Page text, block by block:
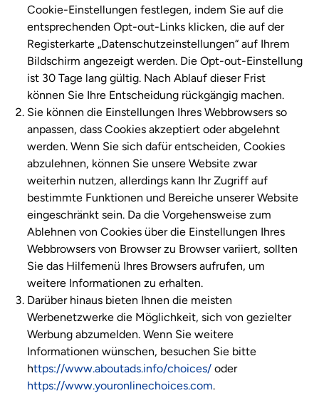
Cookie-Einstellungen festlegen, indem Sie auf die
entsprechenden Opt-out-Links klicken, die auf der
Registerkarte „Datenschutzeinstellungen“ auf Ihrem
Bildschirm angezeigt werden. Die Opt-out-Einstellung
ist 30 Tage lang gültig. Nach Ablauf dieser Frist
können Sie Ihre Entscheidung rückgängig machen.
Sie können die Einstellungen Ihres Webbrowsers so
anpassen, dass Cookies akzeptiert oder abgelehnt
werden. Wenn Sie sich dafür entscheiden, Cookies
abzulehnen, können Sie unsere Website zwar
weiterhin nutzen, allerdings kann Ihr Zugriff auf
bestimmte Funktionen und Bereiche unserer Website
eingeschränkt sein. Da die Vorgehensweise zum
Ablehnen von Cookies über die Einstellungen Ihres
Webbrowsers von Browser zu Browser variiert, sollten
Sie das Hilfemenü Ihres Browsers aufrufen, um
weitere Informationen zu erhalten.
Darüber hinaus bieten Ihnen die meisten
Werbenetzwerke die Möglichkeit, sich von gezielter
Werbung abzumelden. Wenn Sie weitere
Informationen wünschen, besuchen Sie bitte
https://www.aboutads.info/choices/ oder
https://www.youronlinechoices.com.